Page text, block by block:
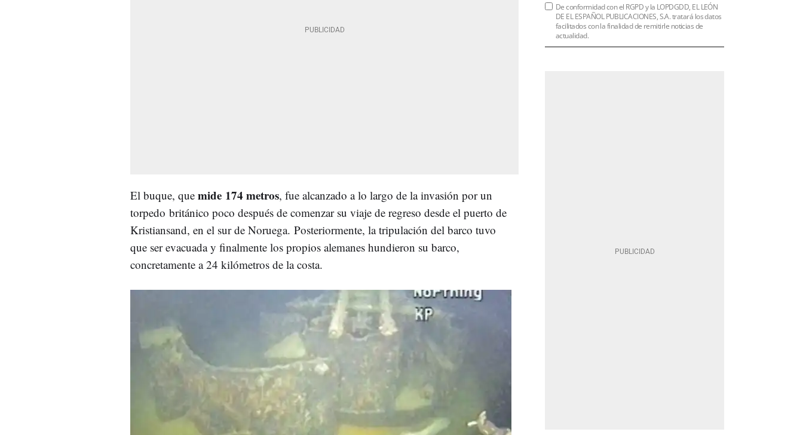
El buque, que mide 174 metros, fue alcanzado a lo largo de la invasión por un
torpedo británico poco después de comenzar su viaje de regreso desde el puerto de
Kristiansand, en el sur de Noruega. Posteriormente, la tripulación del barco tuvo
que ser evacuada y finalmente los propios alemanes hundieron su barco,
concretamente a 24 kilómetros de la costa.
De conformidad con el RGPD y la LOPDGDD, EL LEÓN
DE EL ESPAÑOL PUBLICACIONES, S.A. tratará los datos
facilitados con la finalidad de remitirle noticias de
actualidad.